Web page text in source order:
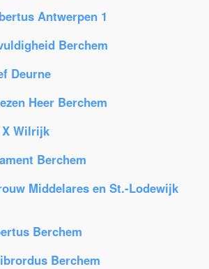
Antwerpen 1
Berchem
Deurne
Heer Berchem
Wilrijk
Berchem
Middelares en St.-Lodewijk
Berchem
Berchem